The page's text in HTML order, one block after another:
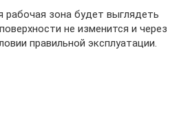
рабочая зона будет выглядеть
не изменится и через
правильной эксплуатации.